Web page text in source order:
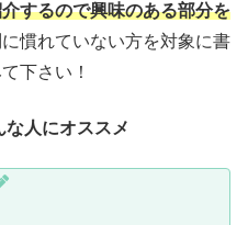
するので興味のある部分を
慣れていない方を対象に書
下さい！
人にオススメ